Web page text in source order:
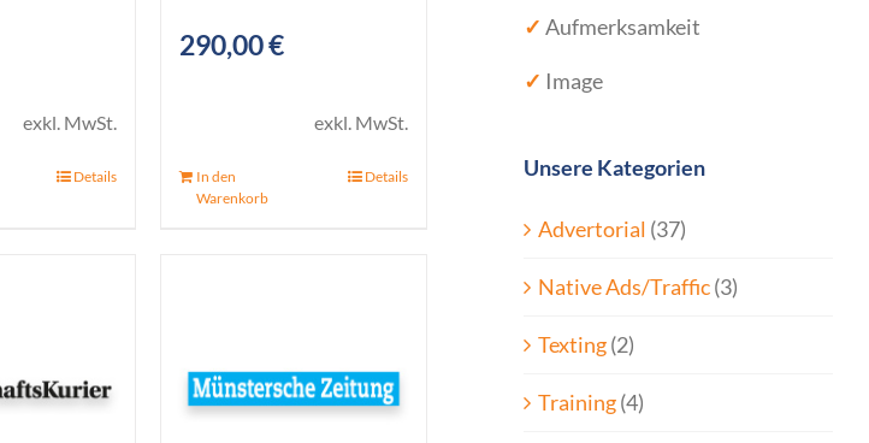
exkl. MwSt.
Details
290,00€
exkl. MwSt.
In den
Warenkorb
Details
✓ Aufmerksamkeit
✓ Image
Unsere Kategorien
Advertorial (37)
Native Ads/Traffic(3)
Texting(2)
Training(4)